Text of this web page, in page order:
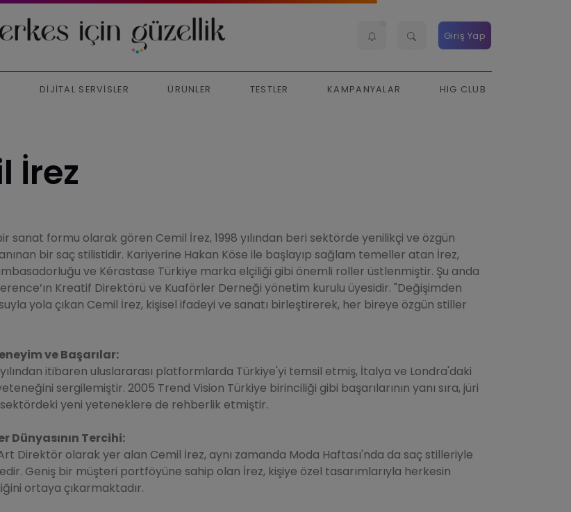
Giriş Yap
DIJITAL SERVISLER ÜRÜNLER TESTLER KAMPANYALAR HIG CLUB
İrez
sanat formu olarak gören Cemil İrez, 1998 yılından beri sektörde yenilikçi ve özgün
bir saç stilistidir. Kariyerine Hakan Köse ile başlayıp sağlam temeller atan İrez,
ve Kérastase Türkiye marka elçiliği gibi önemli roller üstlenmiştir. Şu anda
Kreatif Direktörü ve Kuaförler Derneği yönetim kurulu üyesidir. "Değişimden
yola çıkan Cemil İrez, kişisel ifadeyi ve sanatı birleştirerek, her bireye özgün stiller
ve Başarılar:
yılından itibaren uluslararası platformlarda Türkiye'yi temsil etmiş, İtalya ve Londra'daki
sergilemiştir. 2005 Trend Vision Türkiye birinciliği gibi başarılarının yanı sıra, jüri
yeni yeteneklere de rehberlik etmiştir.
Dünyasının Tercihi:
Direktör olarak yer alan Cemil İrez, aynı zamanda Moda Haftası'nda da saç stilleriyle
Geniş bir müşteri portföyüne sahip olan İrez, kişiye özel tasarımlarıyla herkesin
ortaya çıkarmaktadır.